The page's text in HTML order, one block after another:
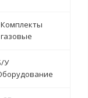
Комплекты
газовые
У